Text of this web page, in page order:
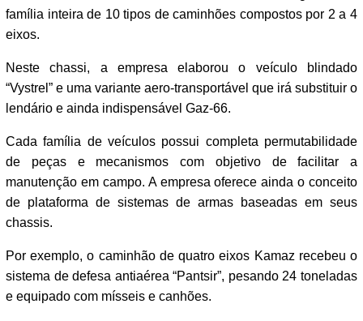
família inteira de 10 tipos de caminhões compostos por 2 a 4
eixos.
Neste chassi, a empresa elaborou o veículo blindado
“Vystrel” e uma variante aero-transportável que irá substituir o
lendário e ainda indispensável Gaz-66.
Cada família de veículos possui completa permutabilidade
de peças e mecanismos com objetivo de facilitar a
manutenção em campo. A empresa oferece ainda o conceito
de plataforma de sistemas de armas baseadas em seus
chassis.
Por exemplo, o caminhão de quatro eixos Kamaz recebeu o
sistema de defesa antiaérea “Pantsir”, pesando 24 toneladas
e equipado com mísseis e canhões.